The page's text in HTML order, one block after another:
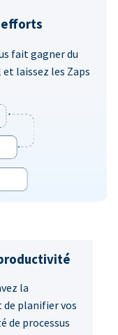
efforts
fait gagner du
laissez les Zaps
la
de planifier vos
de processus